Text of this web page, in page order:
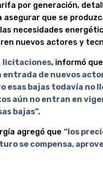
por generación,
asegurar que se
necesidades
nuevos actores y
licitaciones, informó
entrada de nuevos
esas bajas todavía no
aún no entran en
bajas”.
agregó que“los
se compensa,